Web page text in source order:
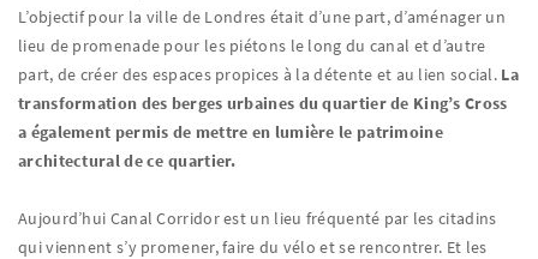
L’objectif pour la ville de Londres était d’une part, d’aménager un
lieu de promenade pour les piétons le long du canal et d’autre
part, de créer des espaces propices à la détente et au lien social. La
transformation des berges urbaines du quartier de King’s Cross
a également permis de mettre en lumière le patrimoine
architectural de ce quartier.
Aujourd’hui Canal Corridor est un lieu fréquenté par les citadins
qui viennent s’y promener, faire du vélo et se rencontrer. Et les